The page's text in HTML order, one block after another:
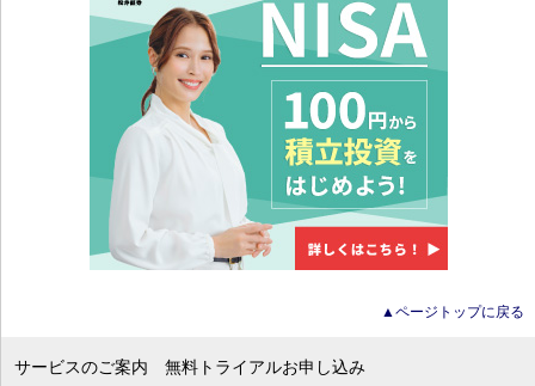
▲ページトップに戻る
サービスのご案内 無料トライアルお申し込み